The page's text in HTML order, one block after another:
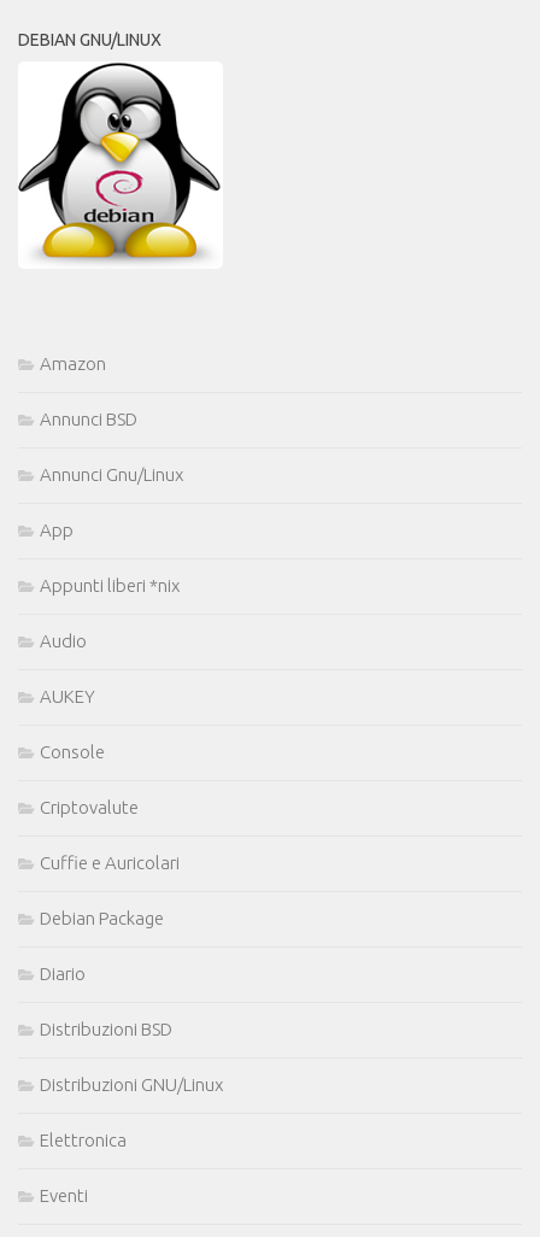
DEBIAN GNU/LINUX
Amazon
Annunci BSD
Annunci Gnu/Linux
App
Appunti liberi *nix
Audio
AUKEY
Console
Criptovalute
Cuffie e Auricolari
Debian Package
Diario
Distribuzioni BSD
Distribuzioni GNU/Linux
Elettronica
Eventi